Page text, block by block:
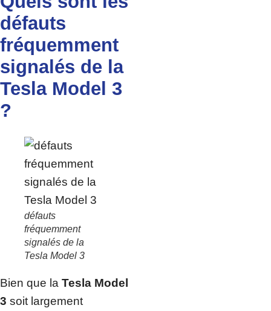
défauts
fréquemment
signalés de la
Tesla Model 3
?
défauts
fréquemment
signalés de la
Tesla Model 3
Bien que la Tesla Model
3 soit largement